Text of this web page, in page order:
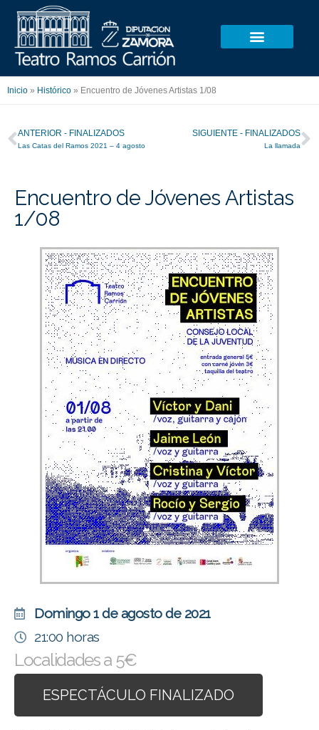
contenido
Inicio » Histórico » Encuentro de Jóvenes Artistas 1/08
Ant
ANTERIOR - FINALIZADOS
Las Catas del Ramos 2021 – 4 agosto
SIGUIENTE - FINALIZADOS
La llamada
Encuentro de Jóvenes Artistas
1/08
Domingo 1 de agosto de 2021
21:00 horas
Localidades a 5€
ESPECTÁCULO FINALIZADO